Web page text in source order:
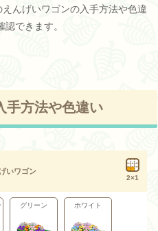
んげいワゴンの入手方法や色違
できます。
手方法や色違い
いワゴン
2×1
グリーン ホワイト